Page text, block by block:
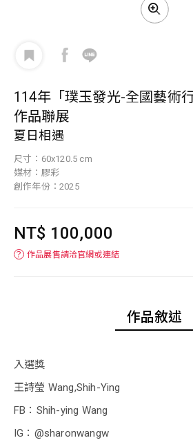
114年「璞玉發光-全國藝術
作品聯展
夏日相遇
尺寸：60x120.5 cm
媒材：膠彩
創作年份：2025
NT$ 100,000
？ 作品展售請洽官網或連結
作品敘述
入選獎
王詩瑩 Wang,Shih-Ying
FB：Shih-ying Wang
IG：@sharonwangw